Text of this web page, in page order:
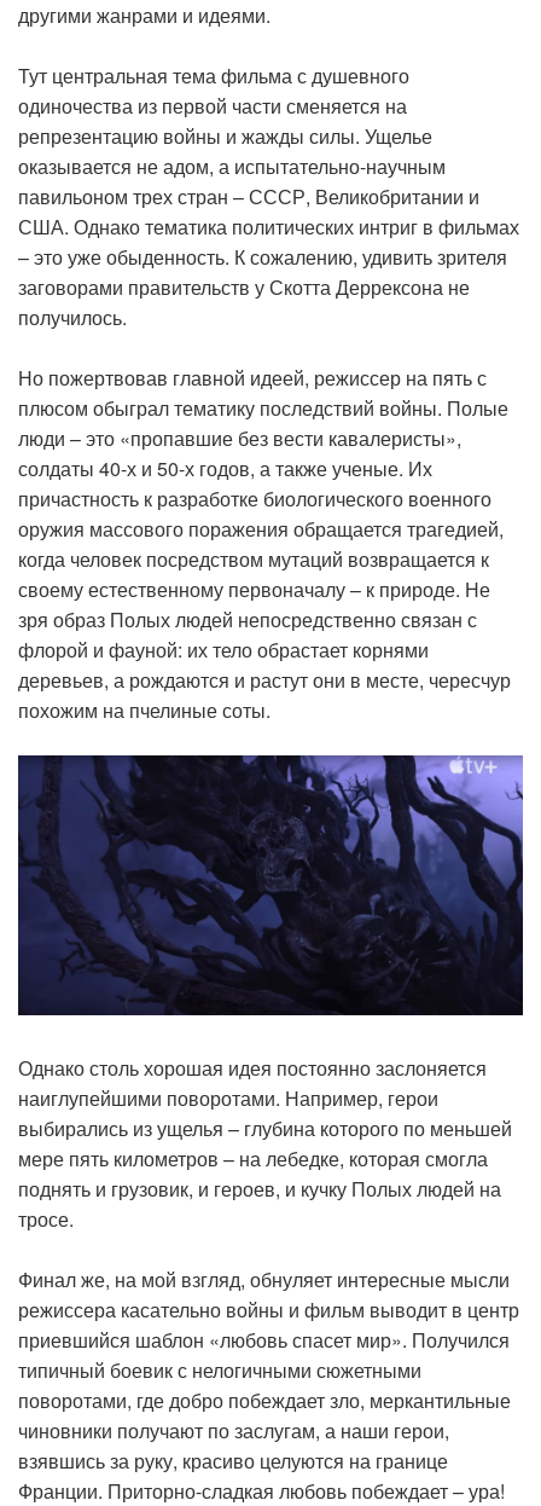
другими жанрами и идеями.
Тут центральная тема фильма с душевного
одиночества из первой части сменяется на
репрезентацию войны и жажды силы. Ущелье
оказывается не адом, а испытательно-научным
павильоном трех стран – СССР, Великобритании и
США. Однако тематика политических интриг в фильмах
– это уже обыденность. К сожалению, удивить зрителя
заговорами правительств у Скотта Деррексона не
получилось.
Но пожертвовав главной идеей, режиссер на пять с
плюсом обыграл тематику последствий войны. Полые
люди – это «пропавшие без вести кавалеристы»,
солдаты 40-х и 50-х годов, а также ученые. Их
причастность к разработке биологического военного
оружия массового поражения обращается трагедией,
когда человек посредством мутаций возвращается к
своему естественному первоначалу – к природе. Не
зря образ Полых людей непосредственно связан с
флорой и фауной: их тело обрастает корнями
деревьев, а рождаются и растут они в месте, чересчур
похожим на пчелиные соты.
Однако столь хорошая идея постоянно заслоняется
наиглупейшими поворотами. Например, герои
выбирались из ущелья – глубина которого по меньшей
мере пять километров – на лебедке, которая смогла
поднять и грузовик, и героев, и кучку Полых людей на
тросе.
Финал же, на мой взгляд, обнуляет интересные мысли
режиссера касательно войны и фильм выводит в центр
приевшийся шаблон «любовь спасет мир». Получился
типичный боевик с нелогичными сюжетными
поворотами, где добро побеждает зло, меркантильные
чиновники получают по заслугам, а наши герои,
взявшись за руку, красиво целуются на границе
Франции. Приторно-сладкая любовь побеждает – ура!